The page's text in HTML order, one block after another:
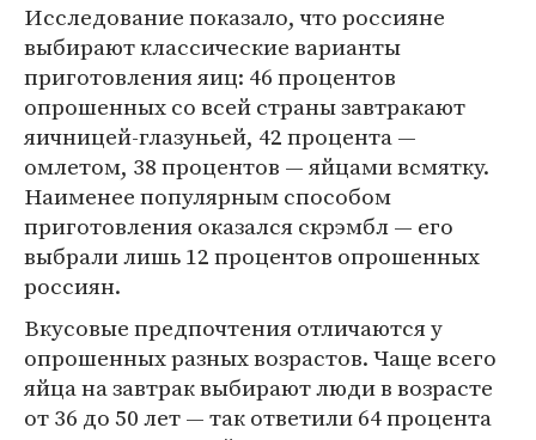
Исследование показало, что россияне
выбирают классические варианты
приготовления яиц: 46 процентов
опрошенных со всей страны завтракают
яичницей-глазуньей, 42 процента —
омлетом, 38 процентов — яйцами всмятку.
Наименее популярным способом
приготовления оказался скрэмбл — его
выбрали лишь 12 процентов опрошенных
россиян.
Вкусовые предпочтения отличаются у
опрошенных разных возрастов. Чаще всего
яйца на завтрак выбирают люди в возрасте
от 36 до 50 лет — так ответили 64 процента